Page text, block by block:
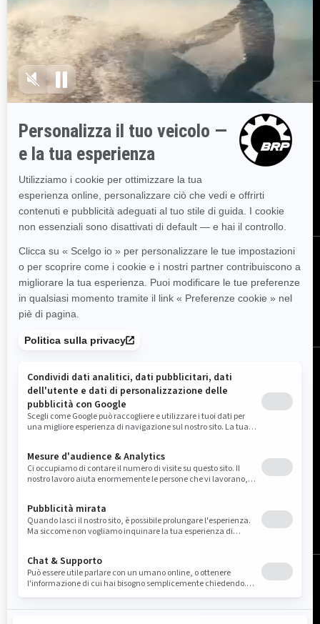
Sicurezza richiami
Opportunità di lavoro
BRP Experiences
Partecipa alla Newsletter.Sii il primo a ricevere informazioni su
eventi, novità e promozioni.
ISCRIVITI
SEGUICI
Italia (italiano)